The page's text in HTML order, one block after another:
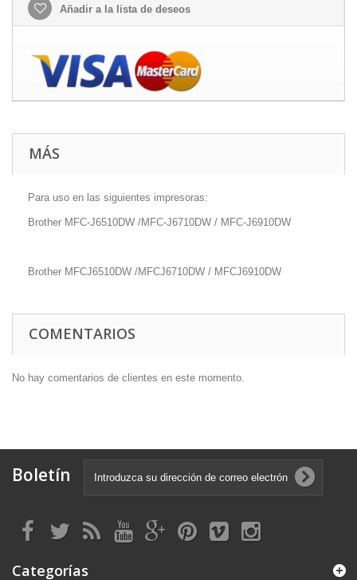
Añadir a la lista de deseos
MÁS
Para uso en las siguientes impresoras:
Brother MFC-J6510DW /MFC-J6710DW / MFC-J6910DW
Brother MFCJ6510DW /MFCJ6710DW / MFCJ6910DW
COMENTARIOS
No hay comentarios de clientes en este momento.
Boletín
Categorías